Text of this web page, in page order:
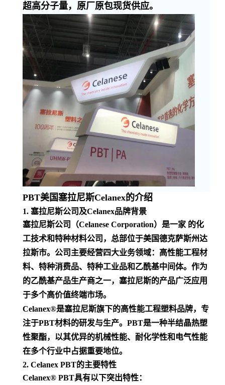
超高分子量，原厂原包现货供应。
PBT美国塞拉尼斯Celanex的介绍
1. 塞拉尼斯公司及Celanex品牌背景
塞拉尼斯公司（Celanese Corporation）是一家 的化
工技术和特种材料公司，总部位于美国德克萨斯州达
拉斯市。公司主要经营四大业务领域：高性能工程材
料、特种消费品、特种工业品和乙酰基中间体。作为
的乙酰基产品生产商之一，塞拉尼斯的产品广泛应用
于多个高价值终端市场。
Celanex®是塞拉尼斯旗下的高性能工程塑料品牌，专
注于PBT材料的研发与生产。PBT是一种半结晶热塑
性聚酯，以其优异的机械性能、耐化学性和电气性能
在多个行业中占据重要地位。
2. Celanex PBT的主要特性
Celanex® PBT具有以下突出特性：